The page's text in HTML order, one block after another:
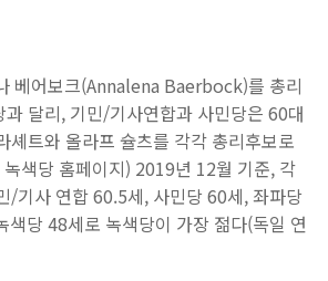
베어보크(Annalena Baerbock)를 총리
달리, 기민/기사연합과 사민당은 60대
셰트와 올라프 슐츠를 각각 총리후보로
색당 홈페이지) 2019년 12월 기준, 각
/기사 연합 60.5세, 사민당 60세, 좌파당
색당 48세로 녹색당이 가장 젊다(독일 연